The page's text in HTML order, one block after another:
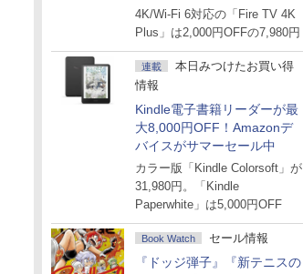
4K/Wi-Fi 6対応の「Fire TV 4K
Plus」は2,000円OFFの7,980円
連載
本日みつけたお買い得
情報
Kindle電子書籍リーダーが最
大8,000円OFF！Amazonデ
バイスがサマーセール中
カラー版「Kindle Colorsoft」が
31,980円。「Kindle
Paperwhite」は5,000円OFF
Book Watch セール情報
『ドッジ弾子』『新テニスの